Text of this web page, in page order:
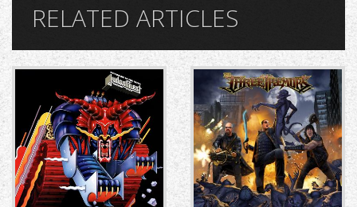
RELATED ARTICLES